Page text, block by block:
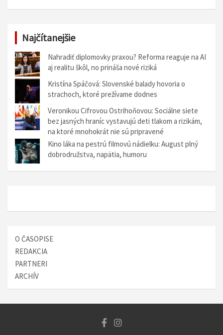
g
k
Najčítanejšie
Nahradiť diplomovky praxou? Reforma reaguje na AI
aj realitu škôl, no prináša nové riziká
Kristína Spáčová: Slovenské balady hovoria o
strachoch, ktoré prežívame dodnes
Veronikou Cifrovou Ostrihoňovou: Sociálne siete
bez jasných hraníc vystavujú deti tlakom a rizikám,
na ktoré mnohokrát nie sú pripravené
Kino láka na pestrú filmovú nádielku: August plný
dobrodružstva, napätia, humoru
O ČASOPISE
REDAKCIA
PARTNERI
ARCHÍV